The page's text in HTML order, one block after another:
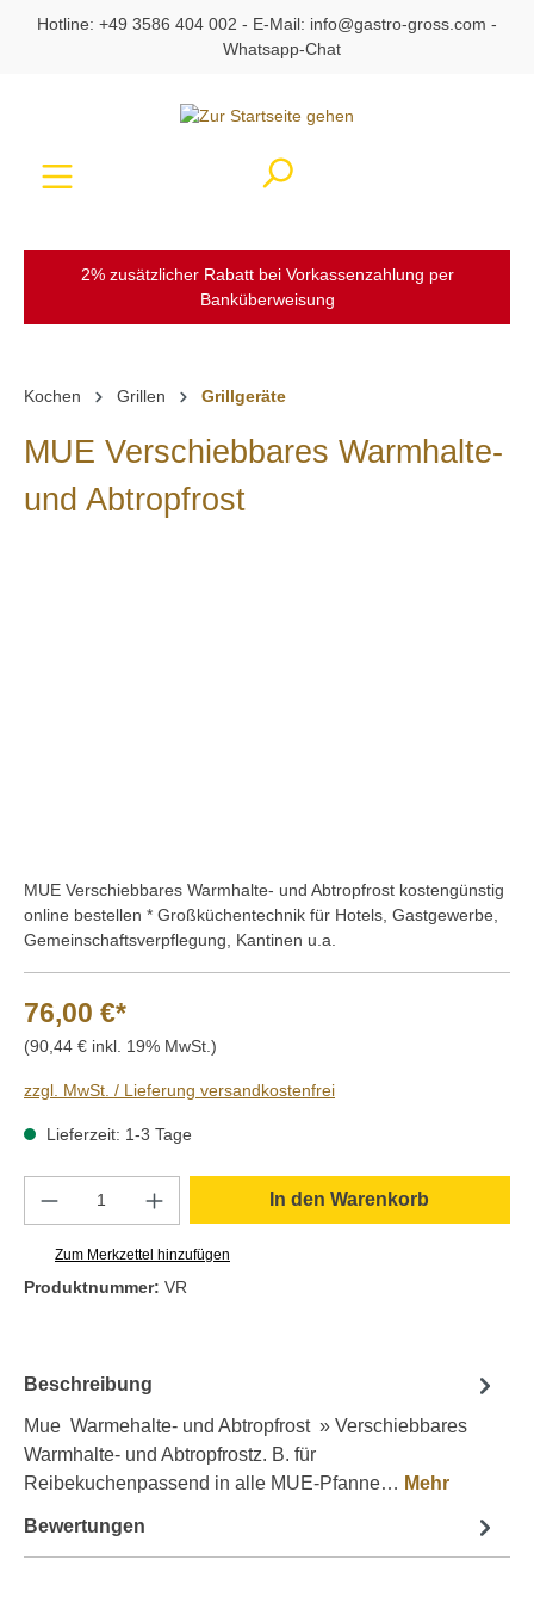
springen
Hotline: +49 3586 404 002 - E-Mail: info@gastro-gross.com -
Whatsapp-Chat
2% zusätzlicher Rabatt bei Vorkassenzahlung per
Banküberweisung
Kochen Grillen Grillgeräte
MUE Verschiebbares Warmhalte-
und Abtropfrost
MUE Verschiebbares Warmhalte- und Abtropfrost kostengünstig
online bestellen * Großküchentechnik für Hotels, Gastgewerbe,
Gemeinschaftsverpflegung, Kantinen u.a.
76,00 €*
(90,44 € inkl. 19% MwSt.)
zzgl. MwSt. / Lieferung versandkostenfrei
Lieferzeit: 1-3 Tage
Produkt Anzahl: Gib den gewünschten
In den Warenkorb
Zum Merkzettel hinzufügen
Produktnummer: VR
Beschreibung
Mue Warmehalte- und Abtropfrost » Verschiebbares
Warmhalte- und Abtropfrostz. B. für
Reibekuchenpassend in alle MUE-Pfanne… Mehr
Bewertungen